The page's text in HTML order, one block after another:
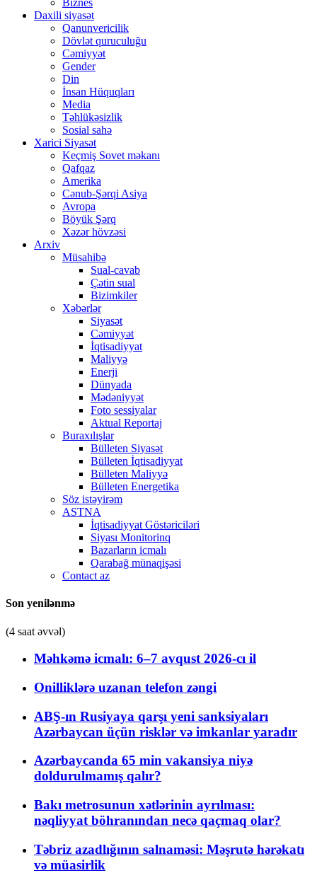
Biznes
Daxili siyasət
Qanunvericilik
Dövlət quruculuğu
Cəmiyyət
Gender
Din
İnsan Hüquqları
Media
Təhlükəsizlik
Sosial sahə
Xarici Siyasət
Keçmiş Sovet məkanı
Qafqaz
Amerika
Cənub-Şərqi Asiya
Avropa
Böyük Şərq
Xəzər hövzəsi
Arxiv
Müsahibə
Sual-cavab
Çətin sual
Bizimkiler
Xəbərlər
Siyasət
Cəmiyyət
İqtisadiyyat
Maliyyə
Enerji
Dünyada
Mədəniyyət
Foto sessiyalar
Aktual Reportaj
Buraxılışlar
Bülleten Siyasət
Bülleten İqtisadiyyat
Bülleten Maliyyə
Bülleten Energetika
Söz istəyirəm
ASTNA
İqtisadiyyat Göstəriciləri
Siyası Monitorinq
Bazarların icmalı
Qarabağ münaqişəsi
Contact az
Son yenilənmə
(4 saat əvvəl)
Məhkəmə icmalı: 6–7 avqust 2026-cı il
Onilliklərə uzanan telefon zəngi
ABŞ-ın Rusiyaya qarşı yeni sanksiyaları
Azərbaycan üçün risklər və imkanlar yaradır
Azərbaycanda 65 min vakansiya niyə
doldurulmamış qalır?
Bakı metrosunun xətlərinin ayrılması:
nəqliyyat böhranından necə qaçmaq olar?
Təbriz azadlığının salnaməsi: Məşrutə hərəkatı
və müasirlik